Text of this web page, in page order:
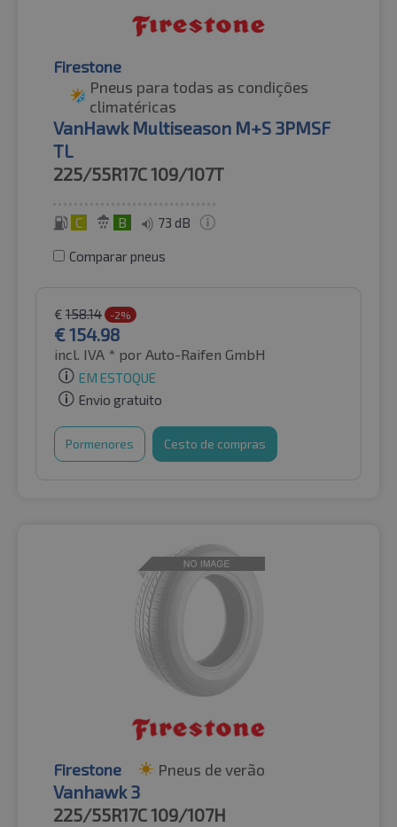
Firestone
Pneus para todas as condições
climatéricas
VanHawk Multiseason M+S 3PMSF
TL
225/55R17C109/107T
C B 73 dB
Comparar pneus
€ 158.14 -2%
€154.98
incl. IVA * por Auto-Raifen GmbH
EM ESTOQUE
Envio gratuito
Pormenores Cesto de compras
Firestone Pneus de verão
Vanhawk 3
225/55R17C109/107H